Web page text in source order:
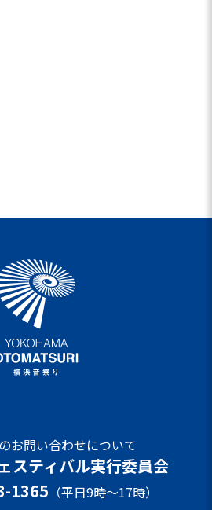
お問い合わせについて
スティバル実行委員会
1365 （平日9時～17時）